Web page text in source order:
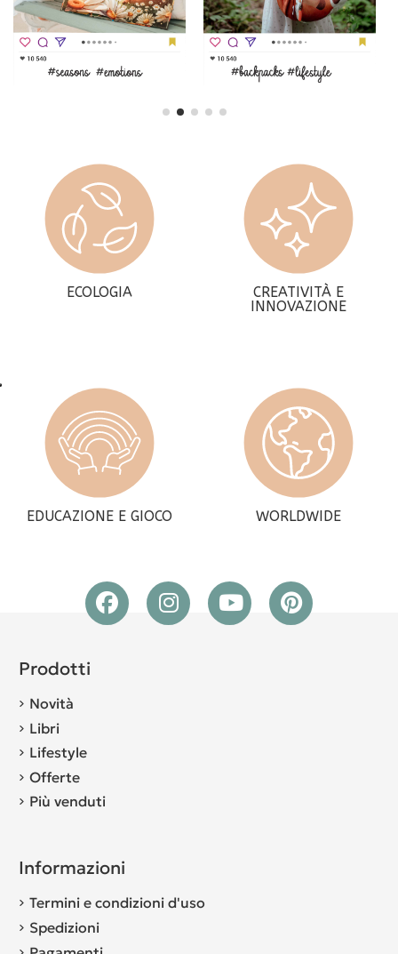
ECOLOGIA
CREATIVITÀ E
INNOVAZIONE
EDUCAZIONE E GIOCO WORLDWIDE
Prodotti
Novità
Libri
Lifestyle
Offerte
Più venduti
Informazioni
Termini e condizioni d'uso
Spedizioni